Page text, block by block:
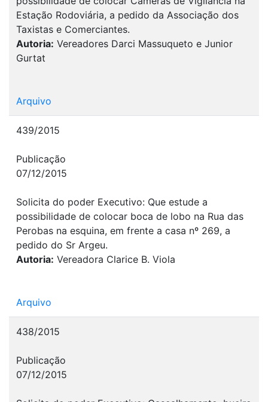
Estação Rodoviária, a pedido da Associação dos
Taxistas e Comerciantes.
Autoria: Vereadores Darci Massuqueto e Junior
Gurtat
Arquivo
439/2015
Publicação
07/12/2015
Solicita do poder Executivo: Que estude a
possibilidade de colocar boca de lobo na Rua das
Perobas na esquina, em frente a casa nº 269, a
pedido do Sr Argeu.
Autoria: Vereadora Clarice B. Viola
Arquivo
438/2015
Publicação
07/12/2015